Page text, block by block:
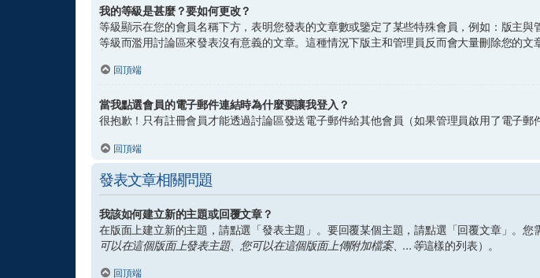
我的等級是甚麼？要如何更改？
等級顯示在您的會員名稱下方，表明您發表的文章數或鑒定了某些特殊會員，例如：版主
等級而濫用討論區來發表沒有意義的文章。這種情況下版主和管理員反而會大量刪除您的文
回頂端
當我點選會員的電子郵件連結時為什麼要讓我登入？
很抱歉！只有註冊會員才能透過討論區發送電子郵件給其他會員（如果管理員啟用了電子
回頂端
發表文章相關問題
我該如何建立新的主題或回覆文章？
在版面上建立新的主題，請點選「發表主題」。要回覆某個主題，請點選「回覆文章」。
可以在這個版面上發表主題、您可以在這個版面上傳附加檔案、...等這樣的列表）。
回頂端